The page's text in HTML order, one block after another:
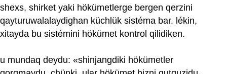
shexs, shirket yaki hökümetlerge bergen qerzini
qayturuwalalaydighan küchlük sistéma bar. lékin,
xitayda bu sistémini hökümet kontrol qilidiken.
u mundaq deydu: «shinjangdiki hökümetler